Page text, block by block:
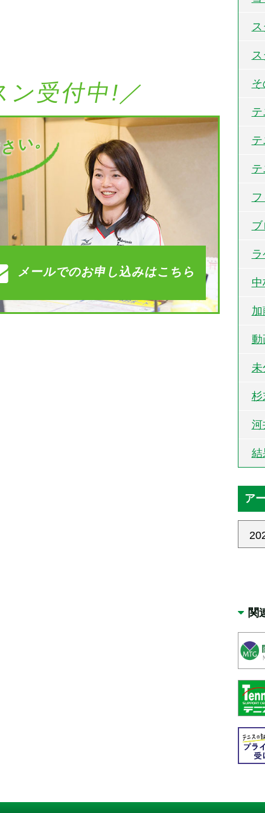
ン受付中!／
い。
メールでのお申し込みはこちら
そ
テ
テ
テ
ブ
中
動
未
杉
河
結
ア
関